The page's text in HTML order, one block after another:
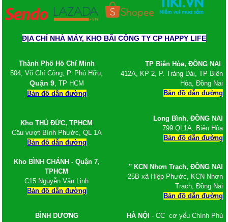
ĐỊA CHỈ NHÀ MÁY, KHO BÃI CÔNG TY CP HAPPY LIFE
Thành Phố Hồ Chí Minh
504, Võ Chí Công, P. Phú Hữu,
Quận 9, TP HCM
Bản đồ dẫn đường
TP Biên Hòa, ĐỒNG NAI
412A, KP 2, P. Trảng Dài, TP Biên
Hòa, Đồng Nai
Bản đồ dẫn đường
Kho THỦ ĐỨC, TPHCM
Cầu vượt Bình Phước, QL 1A
Bản đồ dẫn đường
Kho BÌNH CHÁNH - Quận 7,
TPHCM
C15 Nguyễn Văn Linh
Bản đồ dẫn đường
Long Bình,ĐỒNG NAI
799 QL1A, Biên Hòa
Bản đồ dẫn đường
'' KCN Nhơn Trạch, ĐỒNG NAI
25B xã Hiệp Phước, KCN Nhơn
Trạch, Đồng Nai
Bản đồ dẫn đường
BÌNH DƯƠNG
HÀ NỘI - CC cơ yếu Chính Phủ